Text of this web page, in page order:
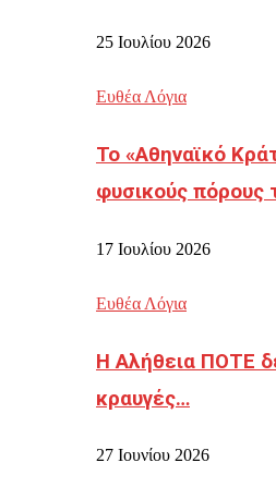
25 Ιουλίου 2026
Ευθέα Λόγια
Το «Αθηναϊκό
φυσικούς πόρους
17 Ιουλίου 2026
Ευθέα Λόγια
Η Αλήθεια ΠΟΤΕ
κραυγές…
27 Ιουνίου 2026